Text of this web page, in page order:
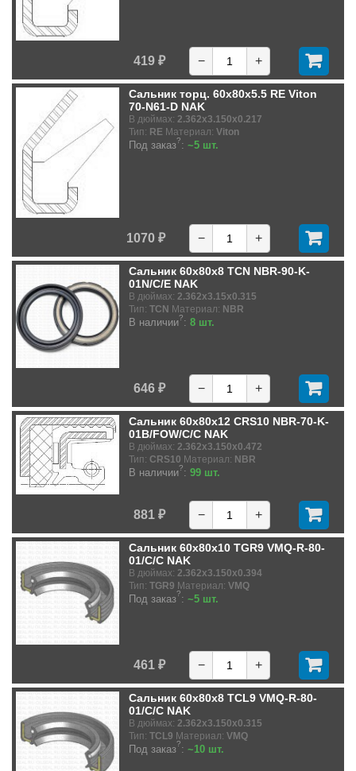
419 ₽ − +
Сальник торц. 60x80x5.5 RE Viton
70-N61-D NAK
В дюймах: 2.362x3.150x0.217
Тип: RE Материал: Viton
Под заказ?: ~5 шт.
1070 ₽ − +
Сальник 60x80x8 TCN NBR-90-K-
01N/C/E NAK
В дюймах: 2.362x3.15x0.315
Тип: TCN Материал: NBR
В наличии?: 8 шт.
646 ₽ − +
Сальник 60x80x12 CRS10 NBR-70-K-
01B/FOW/C/C NAK
В дюймах: 2.362x3.150x0.472
Тип: CRS10 Материал: NBR
В наличии?: 99 шт.
881 ₽ − +
Сальник 60x80x10 TGR9 VMQ-R-80-
01/C/C NAK
В дюймах: 2.362x3.150x0.394
Тип: TGR9 Материал: VMQ
Под заказ?: ~5 шт.
461 ₽ − +
Сальник 60x80x8 TCL9 VMQ-R-80-
01/C/C NAK
В дюймах: 2.362x3.150x0.315
Тип: TCL9 Материал: VMQ
Под заказ?: ~10 шт.